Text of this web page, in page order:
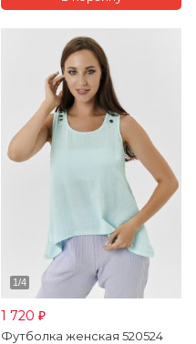
1 720 ₽
Футболка женская 520524